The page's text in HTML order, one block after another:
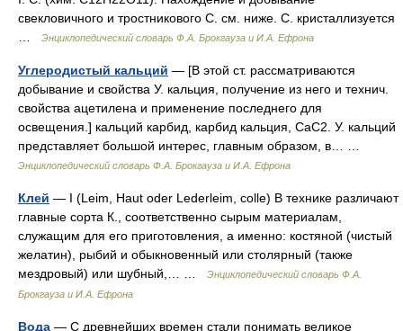
свекловичного и тростникового С. см. ниже. С. кристаллизуется
Энциклопедический словарь Ф.А. Брокгауза и И.А. Ефрона
Углеродистый кальций — [В этой ст. рассматриваются
добывание и свойства У. кальция, получение из него и технич.
свойства ацетилена и применение последнего для
освещения.] кальций карбид, карбид кальция, СаС2. У. кальций
представляет большой интерес, главным образом, в… …
Энциклопедический словарь Ф.А. Брокгауза и И.А. Ефрона
Клей — I (Leim, Haut oder Lederleim, colle) В технике различают
главные сорта К., соответственно сырым материалам,
служащим для его приготовления, а именно: костяной (чистый
желатин), рыбий и обыкновенный или столярный (также
мездровый) или шубный,… …
Энциклопедический словарь Ф.А.
Брокгауза и И.А. Ефрона
Вода — С древнейших времен стали понимать великое